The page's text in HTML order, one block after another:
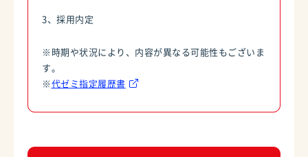
3、採用内定
※時期や状況により、内容が異なる可能性もございま
す。
※代ゼミ指定履歴書